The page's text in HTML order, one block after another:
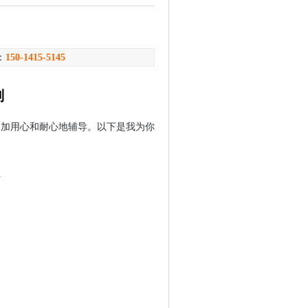
150-1415-5145
用心和耐心地辅导。以下是我为你